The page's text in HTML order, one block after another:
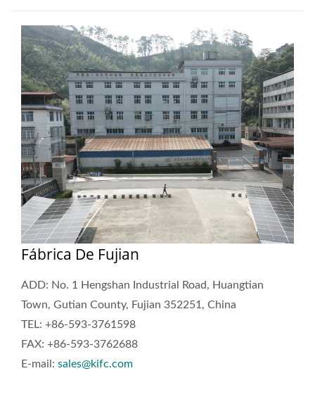
Fábrica De Fujian
ADD: No. 1 Hengshan Industrial Road, Huangtian
Town, Gutian County, Fujian 352251, China
TEL: +86-593-3761598
FAX: +86-593-3762688
E-mail: sales@kifc.com